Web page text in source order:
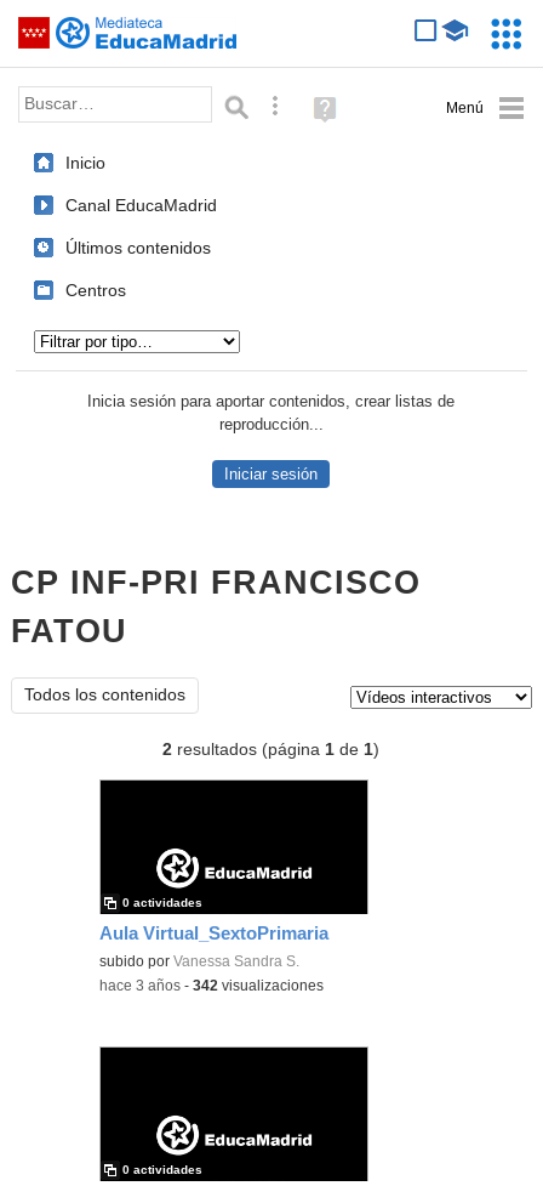
Saltar navegación
Palabra o frase: Búsqueda avanzada
Ayuda
(en
Inicio
Canal EducaMadrid
Últimos contenidos
Centros
Inicia sesión para aportar contenidos, crear listas de
reproducción...
Iniciar sesión
CP INF-PRI FRANCISCO
FATOU
Todos los contenidos
2 resultados (página1 de1)
Aula Virtual_SextoPrimaria
subido porVanessa Sandra S.
0 actividades
-hace 3 años -342 visualizaciones
0 actividades